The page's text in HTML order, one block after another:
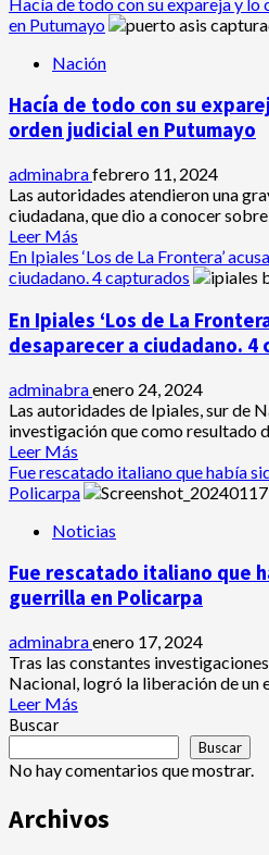
de
homicidios
acerca
Agente
Tránsito
cobró
mil
a
conductor
lo
enviaron
a
la
cárcel
en Putumayo
Nación
Hacía de todo con su
orden judicial en Putumayo
adminabrafebrero 11, 2024
Las autoridades atendieron una
ciudadana, que dio a conocer
Leer Más
más
acerca
Hacía
de
todo
su
expareja
y
lo
capturan
con
orden
judicial
en
Putumayo
En Ipiales ‘Los de La Frontera’
ciudadano. 4 capturados
En Ipiales ‘Los de La
desaparecer a ciudadano. 4
adminabraenero 24, 2024
Las autoridades de Ipiales, sur de
investigación que como resultado
Leer Más
más
acerca
En
‘Los
de
Frontera’
acusados
de
desaparecer
a
ciudadano.
4
capturados
Fue rescatado italiano que había
Policarpa
Noticias
Fue rescatado italiano que
guerrilla en Policarpa
adminabraenero 17, 2024
Tras las constantes
Nacional, logró la liberación de un
Leer Más
acerca
de
italiano
Buscar
Buscar
No hay comentarios que mostrar.
Archivos